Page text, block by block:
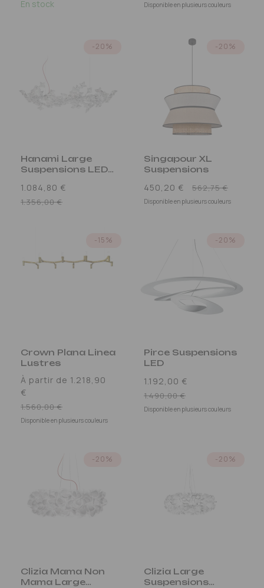
promotionnel
En stock
habituel
Disponible en plusieurs couleurs
-20%
Hanami Large
Suspensions LED
1.084,80 €
1.356,00 €
-20%
Singapour XL
Suspensions
450,20 € 562,75 €
Disponible en plusieurs couleurs
-15%
Crown Plana Linea
Lustres
À partir de 1.218,90
€
1.560,00 €
promotionnel
Disponible en plusieurs couleurs
-20%
Pirce Suspensions
LED
1.192,00 €
1.490,00 €
promotionnel
Disponible en plusieurs couleurs
-20%
Clizia Mama Non
Mama Large
-20%
Clizia Large
Suspensions